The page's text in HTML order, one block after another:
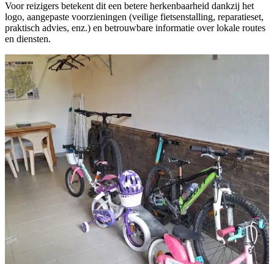
Voor reizigers betekent dit een betere herkenbaarheid dankzij het
logo, aangepaste voorzieningen (veilige fietsenstalling, reparatieset,
praktisch advies, enz.) en betrouwbare informatie over lokale routes
en diensten.